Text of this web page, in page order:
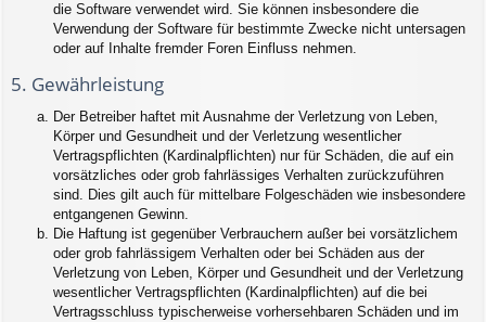
die Software verwendet wird. Sie können insbesondere die
Verwendung der Software für bestimmte Zwecke nicht untersagen
oder auf Inhalte fremder Foren Einfluss nehmen.
5. Gewährleistung
Der Betreiber haftet mit Ausnahme der Verletzung von Leben,
Körper und Gesundheit und der Verletzung wesentlicher
Vertragspflichten (Kardinalpflichten) nur für Schäden, die auf ein
vorsätzliches oder grob fahrlässiges Verhalten zurückzuführen
sind. Dies gilt auch für mittelbare Folgeschäden wie insbesondere
entgangenen Gewinn.
Die Haftung ist gegenüber Verbrauchern außer bei vorsätzlichem
oder grob fahrlässigem Verhalten oder bei Schäden aus der
Verletzung von Leben, Körper und Gesundheit und der Verletzung
wesentlicher Vertragspflichten (Kardinalpflichten) auf die bei
Vertragsschluss typischerweise vorhersehbaren Schäden und im